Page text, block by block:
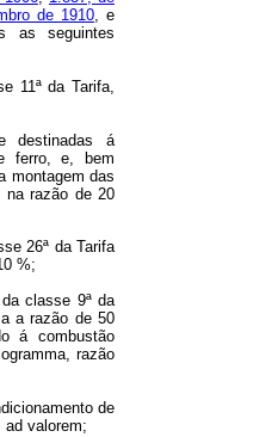
de 1910, e
as seguintes
11ª da Tarifa,
destinadas á
ferro, e, bem
montagem das
na razão de 20
26ª da Tarifa
%;
classe 9ª da
a razão de 50
á combustão
razão
de
ad valorem;